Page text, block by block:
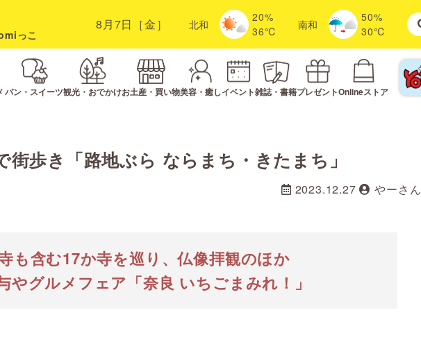
っこ
8月7日［金］ 北和
20%
36℃
南和
50%
30℃
パン・スイーツ観光・おでかけお土産・買い物美容・癒しイベント雑誌・書籍プレゼントOnlineストア
街歩き「路地ぶら ならまち・きたまち」
2023.12.27 やーさん
も含む17か寺を巡り、仏像拝観のほか
やグルメフェア「奈良 いちごまみれ！」